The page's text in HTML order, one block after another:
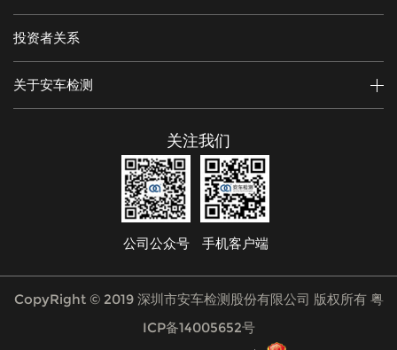
投资者关系
关于安车检测
关注我们
公司公众号 手机客户端
CopyRight © 2019 深圳市安车检测股份有限公司 版权所有 粤
ICP备14005652号